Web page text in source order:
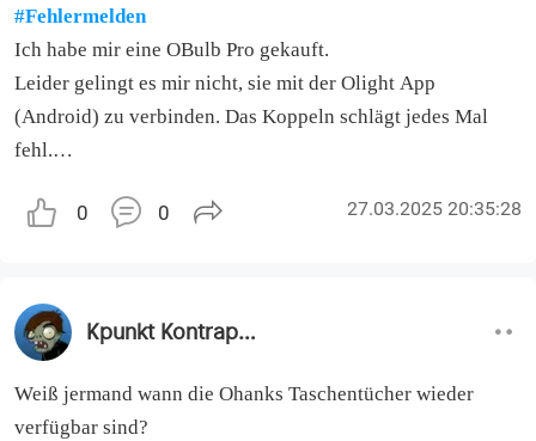
#Fehlermelden
Ich habe mir eine OBulb Pro gekauft.
Leider gelingt es mir nicht, sie mit der Olight App
(Android) zu verbinden. Das Koppeln schlägt jedes Mal
fehl.
Start des Kopplungsmodus.
Danke
0 0 27.03.2025 20:35:28
Kpunkt Kontrapunkt
Weiß jermand wann die Ohanks Taschentücher wieder
verfügbar sind?